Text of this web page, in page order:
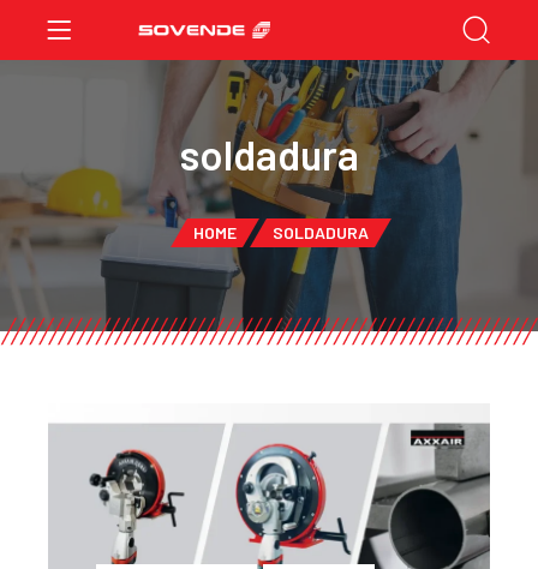
soldadura
HOME SOLDADURA